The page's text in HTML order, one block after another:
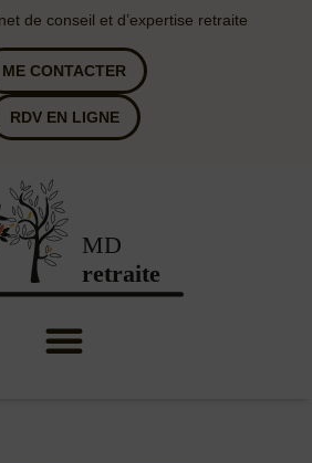
de conseil et d’expertise retraite
ME CONTACTER
RDV EN LIGNE